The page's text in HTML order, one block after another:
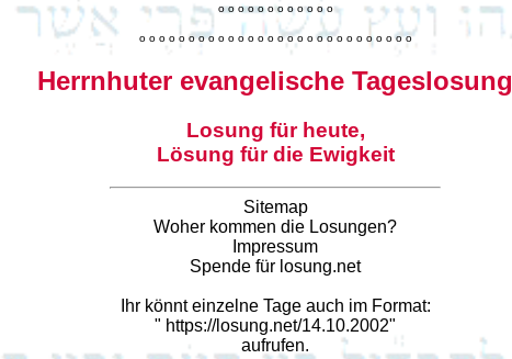
o o o o o o o o o o o o
o o o o o o o o o o o o o o o o o o o o o o o o o o o o
Herrnhuter evangelische Tageslosung
Losung für heute,
Lösung für die Ewigkeit
Sitemap
Woher kommen die Losungen?
Impressum
Spende für losung.net
Ihr könnt einzelne Tage auch im Format:
" https://losung.net/14.10.2002"
aufrufen.